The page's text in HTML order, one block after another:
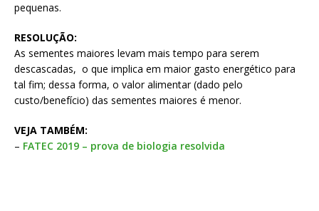
pequenas.
RESOLUÇÃO:
As sementes maiores levam mais tempo para serem
descascadas, o que implica em maior gasto energético para
tal fim; dessa forma, o valor alimentar (dado pelo
custo/benefício) das sementes maiores é menor.
VEJA TAMBÉM:
– FATEC 2019 – prova de biologia resolvida